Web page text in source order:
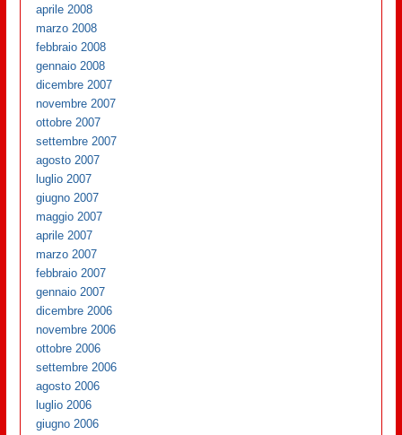
aprile 2008
marzo 2008
febbraio 2008
gennaio 2008
dicembre 2007
novembre 2007
ottobre 2007
settembre 2007
agosto 2007
luglio 2007
giugno 2007
maggio 2007
aprile 2007
marzo 2007
febbraio 2007
gennaio 2007
dicembre 2006
novembre 2006
ottobre 2006
settembre 2006
agosto 2006
luglio 2006
giugno 2006